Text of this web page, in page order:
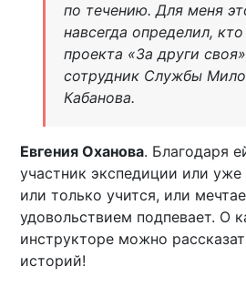
по течению. Для меня
навсегда определил,
проекта «За други
сотрудник Службы
Кабанова.
Евгения Оханова. Благодаря
участник экспедиции или уже
или только учится, или
удовольствием подпевает. О
инструкторе можно
историй!